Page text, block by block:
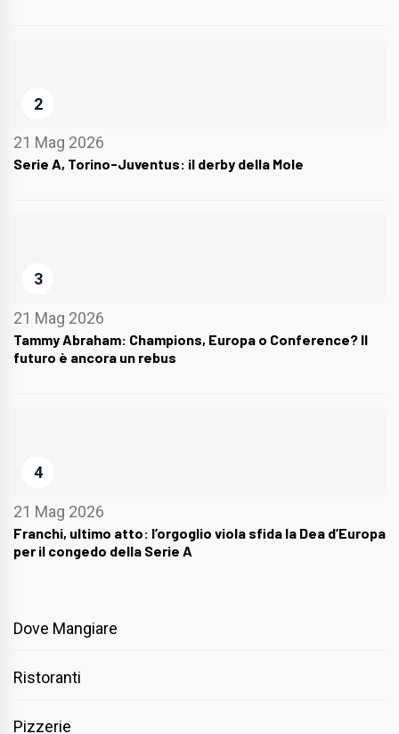
2
21 Mag 2026
Serie A, Torino-Juventus: il derby della Mole
3
21 Mag 2026
Tammy Abraham: Champions, Europa o Conference? Il
futuro è ancora un rebus
4
21 Mag 2026
Franchi, ultimo atto: l’orgoglio viola sfida la Dea d’Europa
per il congedo della Serie A
Dove Mangiare
Ristoranti
Pizzerie